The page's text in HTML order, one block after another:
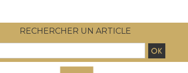
RECHERCHER UN ARTICLE